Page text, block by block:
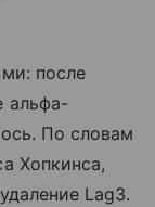
после
альфа-
По словам
Хопкинса,
Lag3.